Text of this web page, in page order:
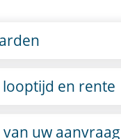
looptijd en rente
uw aanvraag